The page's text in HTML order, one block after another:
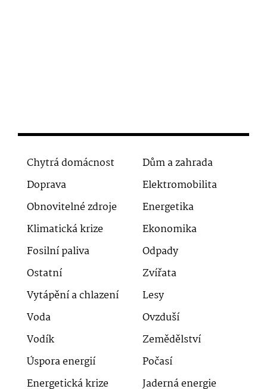
Chytrá domácnost
Dům a zahrada
Doprava
Elektromobilita
Obnovitelné zdroje
Energetika
Klimatická krize
Ekonomika
Fosilní paliva
Odpady
Ostatní
Zvířata
Vytápění a chlazení
Lesy
Voda
Ovzduší
Vodík
Zemědělství
Úspora energií
Počasí
Energetická krize
Jaderná energie